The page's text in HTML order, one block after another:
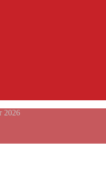
2026